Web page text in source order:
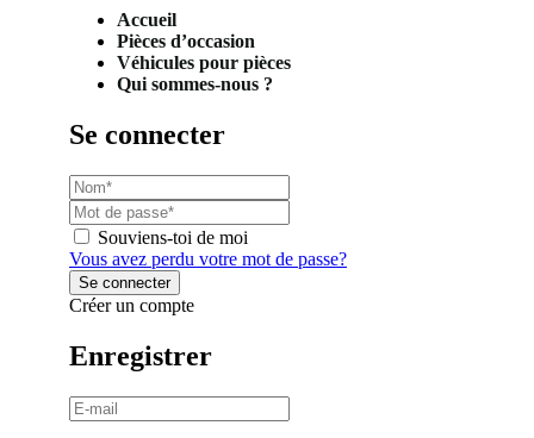
Accueil
Pièces d’occasion
Véhicules pour pièces
Qui sommes-nous ?
Se connecter
Souviens-toi de moi
Vous avez perdu votre mot de passe?
Créer un compte
Enregistrer